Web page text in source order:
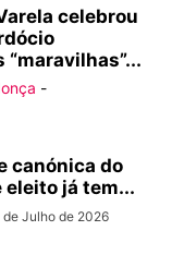
celebrou
-
canónica do
eleito já tem...
de Julho de 2026